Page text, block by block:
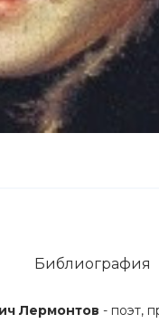
Лермонтов - поэт,
Библиография